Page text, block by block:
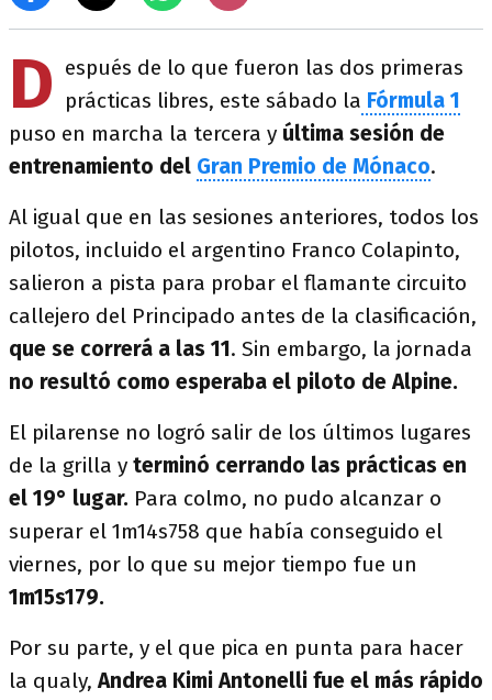
D espués de lo que fueron las dos primeras
prácticas libres, este sábado la Fórmula 1
puso en marcha la tercera y última sesión de
entrenamiento del Gran Premio de Mónaco.
Al igual que en las sesiones anteriores, todos los
pilotos, incluido el argentino Franco Colapinto,
salieron a pista para probar el flamante circuito
callejero del Principado antes de la clasificación,
que se correrá a las 11. Sin embargo, la jornada
no resultó como esperaba el piloto de Alpine.
El pilarense no logró salir de los últimos lugares
de la grilla y terminó cerrando las prácticas en
el 19° lugar. Para colmo, no pudo alcanzar o
superar el 1m14s758 que había conseguido el
viernes, por lo que su mejor tiempo fue un
1m15s179.
Por su parte, y el que pica en punta para hacer
la qualy,Andrea Kimi Antonelli fue el más rápido